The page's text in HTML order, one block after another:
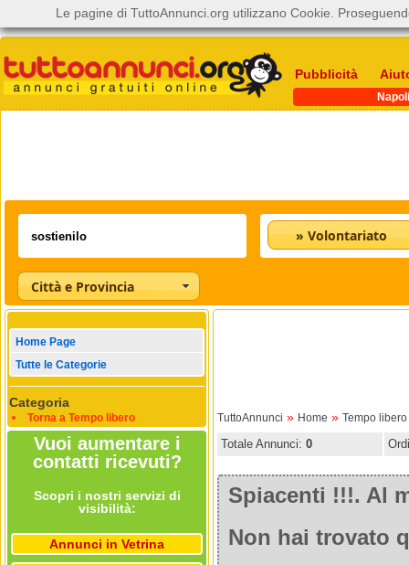
Pubblicità
Napoli
» Volontariato
Città e Provincia
Home Page
Tutte le Categorie
Categoria
Torna a Tempo libero
Vuoi aumentare i
contatti ricevuti?
Scopri i nostri servizi di
visibilità:
Annunci in Vetrina
TuttoAnnunci » Home » Tempo libero
Totale Annunci: 0
Spiacenti !!!. Al
Non hai trovato
Le pagine di TuttoAnnunci.org utilizzano Cookie.